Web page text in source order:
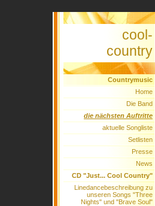
cool-
country
Countrymusic
Home
Die Band
die nächsten Auftritte
aktuelle Songliste
Setlisten
Presse
News
CD "Just... Cool Country"
Linedancebeschreibung zu
unseren Songs "Three
Nights" und "Brave Soul"